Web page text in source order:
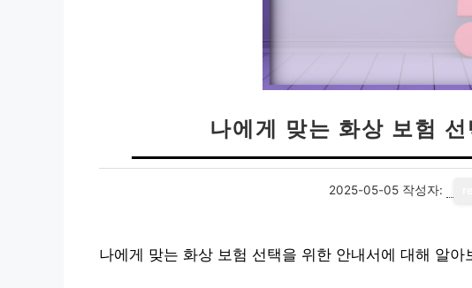
나에게 맞는 화상 보험
2025-05-05 작성자:
나에게 맞는 화상 보험 선택을 위한 안내서에 대해 알아